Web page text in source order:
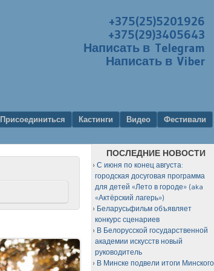
+375(25)5201926
+375(29)3405643
Написать в Telegram
Написать в Viber
Присоединиться Кастинги Видео
Фестивали
ПОСЛЕДНИЕ НОВОСТИ
С июня по конец августа:
городская досуговая программа
для детей «Лето в городе» (aka
«Актёрский лагерь»)
Беларусьфильм объявляет
конкурс сценариев
В Белорусской государственной
академии искусств новый
руководитель
В Минске подвели итоги Минского